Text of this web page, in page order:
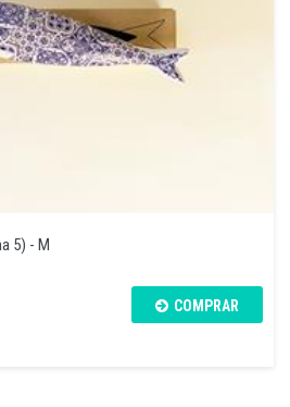
5) - M
COMPRAR